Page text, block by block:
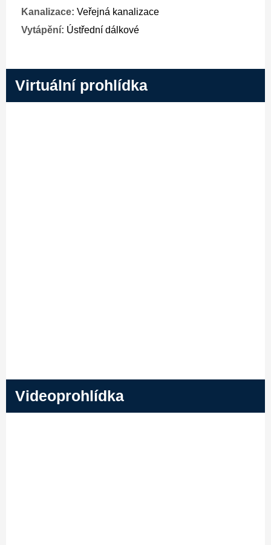
Kanalizace: Veřejná kanalizace
Vytápění: Ústřední dálkové
Virtuální prohlídka
Videoprohlídka